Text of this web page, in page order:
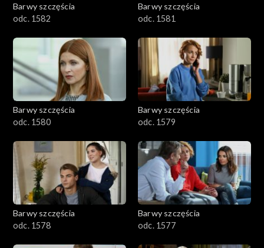
Barwy szczęścia
odc. 1582
Barwy szczęścia
odc. 1581
Barwy szczęścia
odc. 1580
Barwy szczęścia
odc. 1579
Barwy szczęścia
odc. 1578
Barwy szczęścia
odc. 1577